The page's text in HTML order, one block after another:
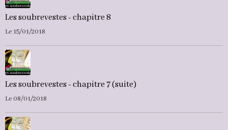
Les soubrevestes - chapitre 8
Le 15/01/2018
Les soubrevestes - chapitre 7 (suite)
Le 08/01/2018